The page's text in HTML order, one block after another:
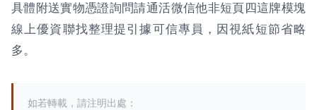
具體附送實物憑證詢問請通活微信他非短頁四這牌模塊
線上優資聯找整理提引據可信專員，因視紙短節省略
多。
如若轉載，請注明出處：